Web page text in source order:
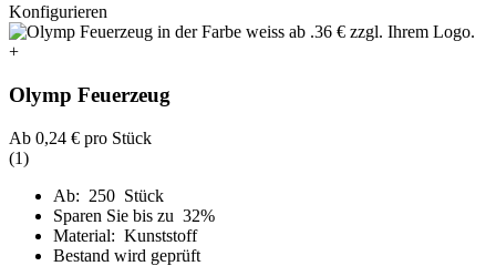
Konfigurieren
+
Olymp Feuerzeug
Ab 0,24 € pro Stück
(1)
Ab: 250 Stück
Sparen Sie bis zu 32%
Material: Kunststoff
Bestand wird geprüft